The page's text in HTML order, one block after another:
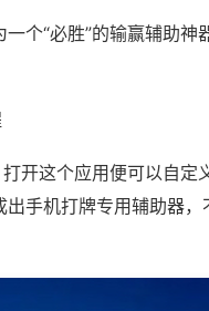
个“必胜”的输赢辅助神
开这个应用便可以自定
手机打牌专用辅助器，